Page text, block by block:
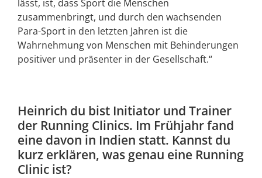
lässt, ist, dass Sport die Menschen
zusammenbringt, und durch den wachsenden
Para-Sport in den letzten Jahren ist die
Wahrnehmung von Menschen mit Behinderungen
positiver und präsenter in der Gesellschaft.“
Heinrich du bist Initiator und Trainer
der Running Clinics. Im Frühjahr fand
eine davon in Indien statt. Kannst du
kurz erklären, was genau eine Running
Clinic ist?